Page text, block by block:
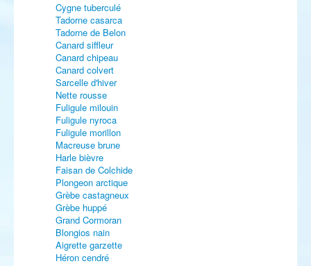
Cygne tuberculé
Tadorne casarca
Tadorne de Belon
Canard siffleur
Canard chipeau
Canard colvert
Sarcelle d'hiver
Nette rousse
Fuligule milouin
Fuligule nyroca
Fuligule morillon
Macreuse brune
Harle bièvre
Faisan de Colchide
Plongeon arctique
Grèbe castagneux
Grèbe huppé
Grand Cormoran
Blongios nain
Aigrette garzette
Héron cendré